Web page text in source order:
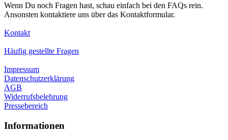
Wenn Du noch Fragen hast, schau einfach bei den FAQs rein.
Ansonsten kontaktiere uns über das Kontaktformular.
Kontakt
Häufig gestellte Fragen
Impressum
Datenschutzerklärung
AGB
Widerrufsbelehrung
Pressebereich
Informationen